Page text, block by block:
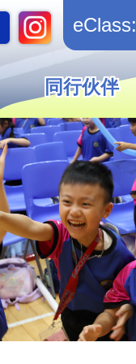
eClass:
同行伙伴